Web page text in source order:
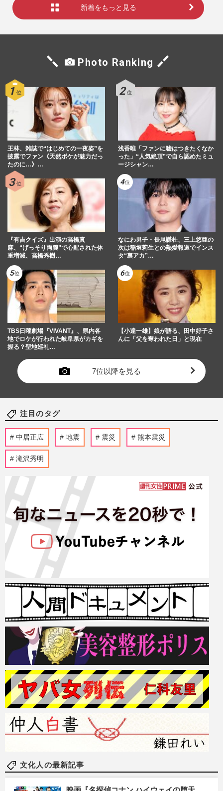
新着をもっと見る
Photo Ranking
王林、雑誌で“はじめての一夜姿”を
披露でファン《天然ボケが魅力だっ
たのに…》…
浅香唯「ファンに嘘はつきたくなか
った」“人気絶頂”で自ら認めたミュ
ージシャン…
『有吉クイズ』出演の高橋真
麻、“げっそり両腕”で心配された体
重増減、高橋秀樹…
なにわ男子・長尾謙杜、三上悠亜の
次は稲垣莉生との熱愛報道でインス
タ“裏アカ”…
TBS日曜劇場『VIVANT』、県内各
地でロケが行われた岐阜県がカギを
握る？聖地巡礼…
【小達一雄】娘が語る、田中好子さ
んに「父を奪われた日」と現在
7位以降を見る
注目のタグ
中居正広 地震 震災 熊本震災
滝沢秀明
文化人の最新記事